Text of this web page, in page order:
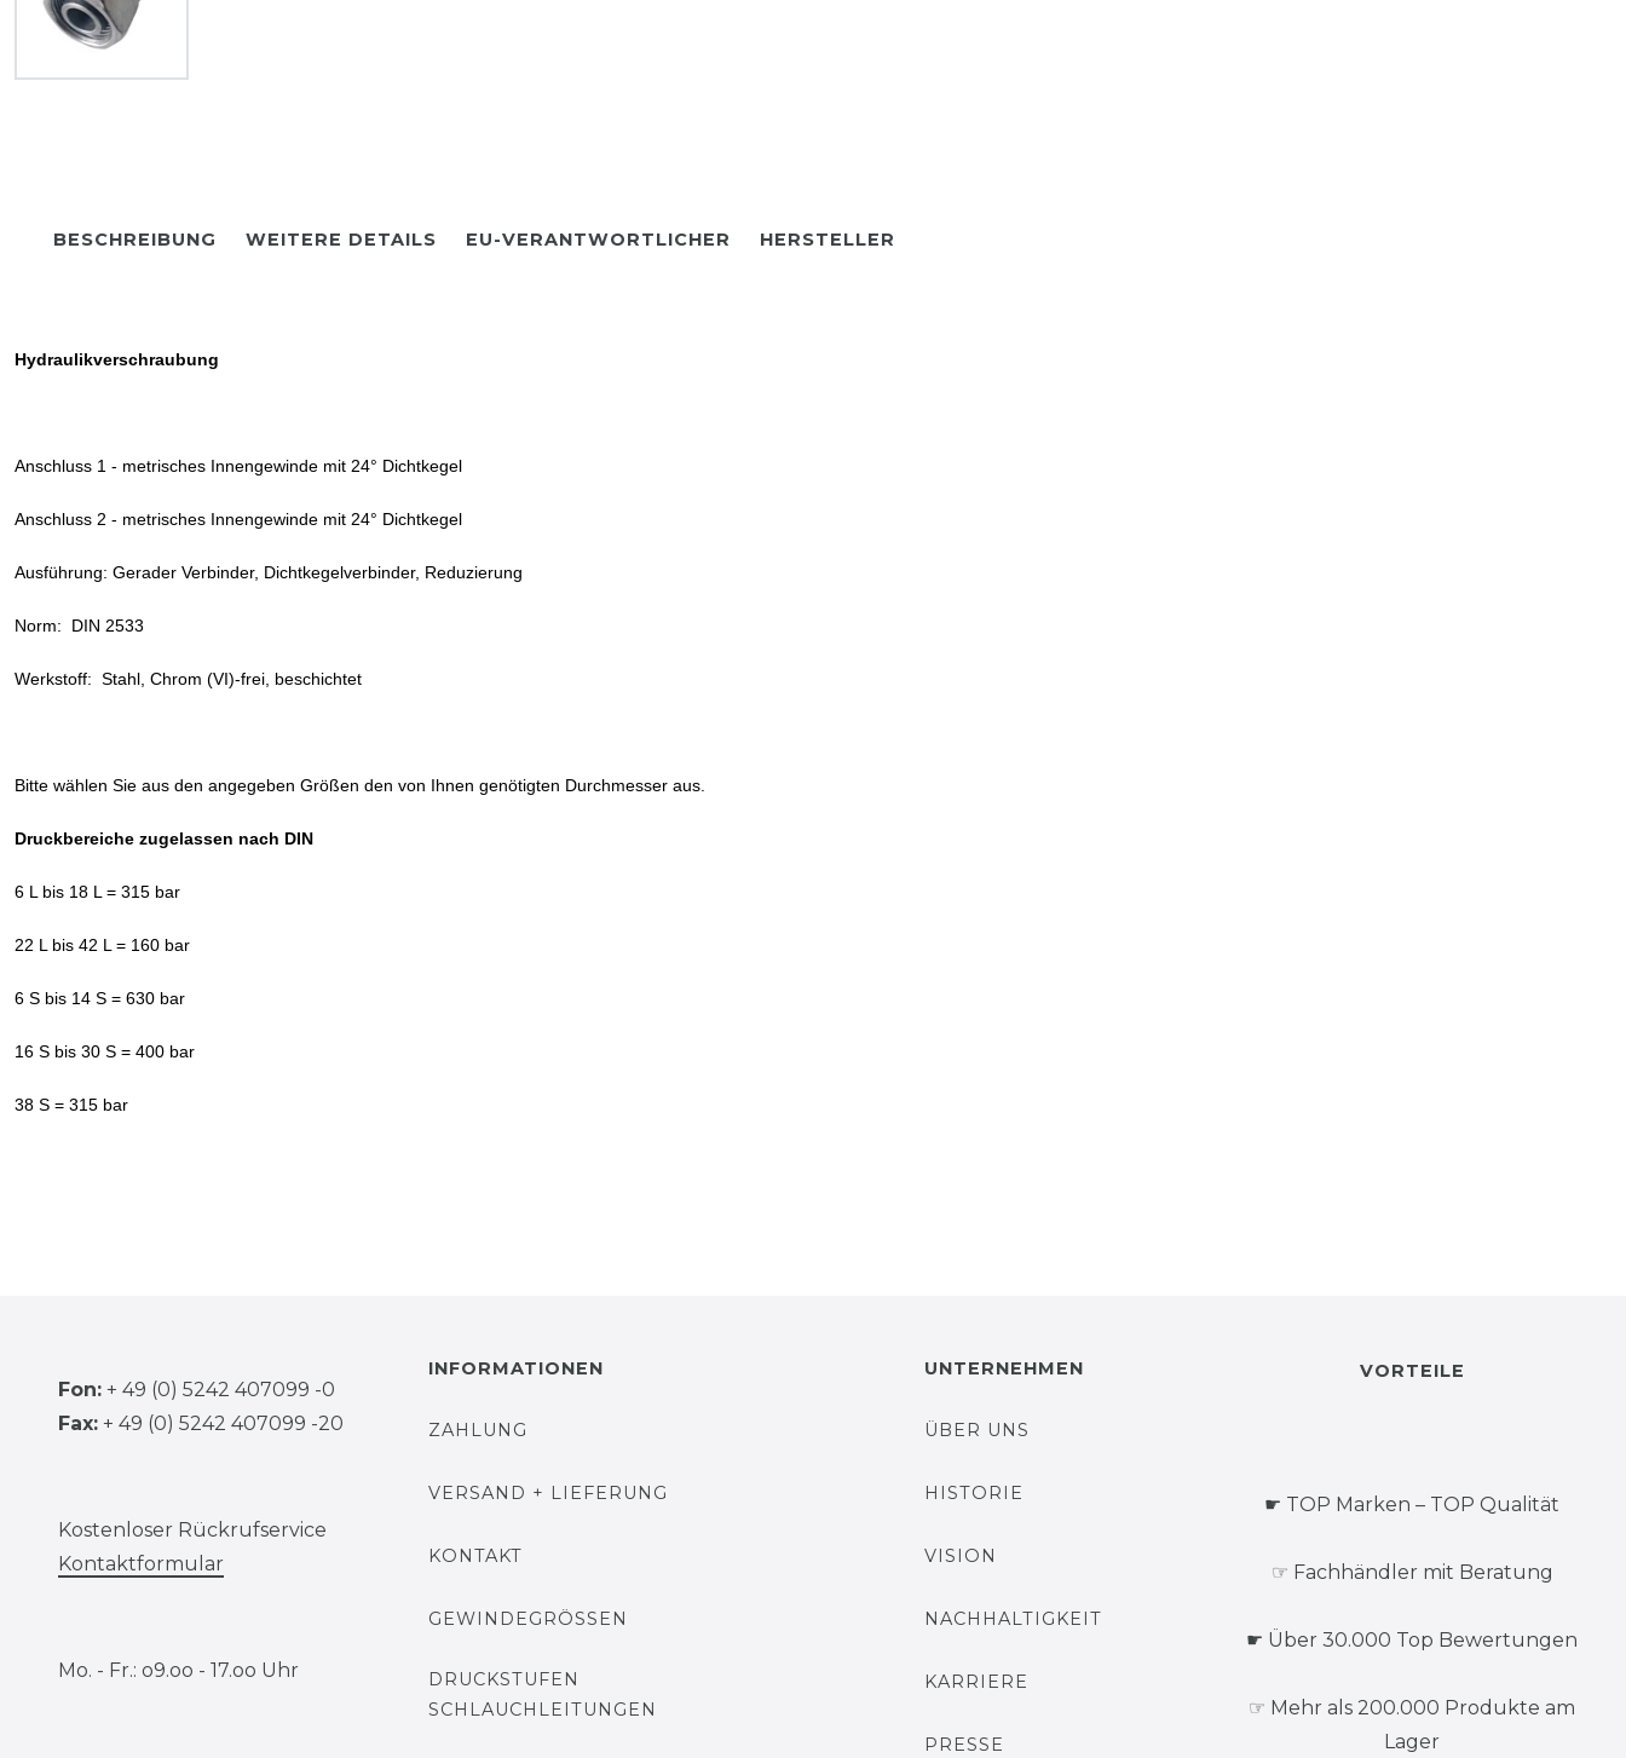
BESCHREIBUNG WEITERE DETAILS EU-VERANTWORTLICHER HERSTELLER
Hydraulikverschraubung
Anschluss 1 - metrisches Innengewinde mit 24° Dichtkegel
Anschluss 2 - metrisches Innengewinde mit 24° Dichtkegel
Ausführung: Gerader Verbinder, Dichtkegelverbinder, Reduzierung
Norm: DIN 2533
Werkstoff: Stahl, Chrom (VI)-frei, beschichtet
Bitte wählen Sie aus den angegeben Größen den von Ihnen genötigten Durchmesser aus.
Druckbereiche zugelassen nach DIN
6 L bis 18 L = 315 bar
22 L bis 42 L = 160 bar
6 S bis 14 S = 630 bar
16 S bis 30 S = 400 bar
38 S = 315 bar
Fon: + 49 (0) 5242 407099 -0
Fax: + 49 (0) 5242 407099 -20
Kostenloser Rückrufservice
Kontaktformular
Mo. - Fr.: o9.oo - 17.oo Uhr
INFORMATIONEN
ZAHLUNG
VERSAND + LIEFERUNG
KONTAKT
GEWINDEGRÖSSEN
DRUCKSTUFEN
SCHLAUCHLEITUNGEN
UNTERNEHMEN
ÜBER UNS
HISTORIE
VISION
NACHHALTIGKEIT
KARRIERE
PRESSE
VORTEILE
☛ TOP Marken – TOP Qualität
☞ Fachhändler mit Beratung
☛ Über 30.000 Top Bewertungen
☞ Mehr als 200.000 Produkte am
Lager